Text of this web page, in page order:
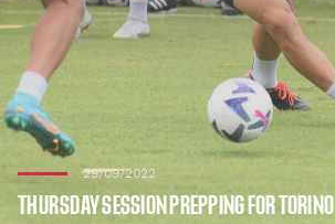
29/09/2022
THURSDAY SESSION PREPPING FOR TORINO